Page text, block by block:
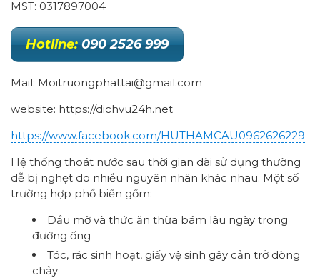
MST: 0317897004
Hotline: 090 2526 999
Mail: Moitruongphattai@gmail.com
website: https://dichvu24h.net
https://www.facebook.com/HUTHAMCAU0962626229
Hệ thống thoát nước sau thời gian dài sử dụng thường
dễ bị nghẹt do nhiều nguyên nhân khác nhau. Một số
trường hợp phổ biến gồm:
Dầu mỡ và thức ăn thừa bám lâu ngày trong
đường ống
Tóc, rác sinh hoạt, giấy vệ sinh gây cản trở dòng
chảy